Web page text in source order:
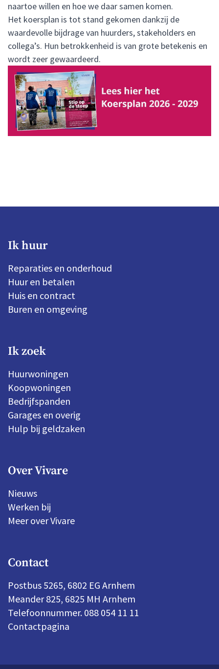
naartoe willen en hoe we daar samen komen.
Het koersplan is tot stand gekomen dankzij de
waardevolle bijdrage van huurders, stakeholders en
collega’s. Hun betrokkenheid is van grote betekenis en
wordt zeer gewaardeerd.
Ik huur
Reparaties en onderhoud
Huur en betalen
Huis en contract
Buren en omgeving
Ik zoek
Huurwoningen
Koopwoningen
Bedrijfspanden
Garages en overig
Hulp bij geldzaken
Over Vivare
Nieuws
Werken bij
Meer over Vivare
Contact
Postbus 5265, 6802 EG Arnhem
Meander 825, 6825 MH Arnhem
Telefoonnummer. 088 054 11 11
Contactpagina